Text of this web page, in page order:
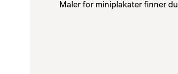
Maler for miniplakater finner du